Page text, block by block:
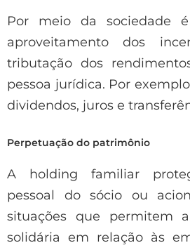
Por meio da sociedade
aproveitamento dos
tributação dos
pessoa jurídica. Por
dividendos, juros e
Perpetuação do patrimônio
A holding familiar
pessoal do sócio ou
situações que permitem
solidária em relação às